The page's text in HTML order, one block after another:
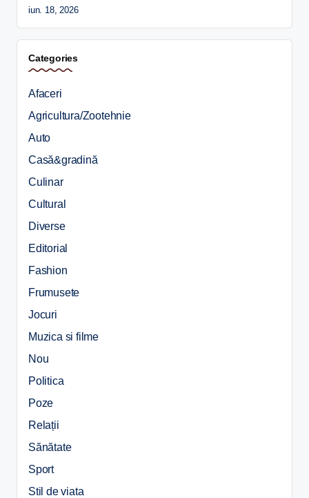
iun. 18, 2026
Categories
Afaceri
Agricultura/Zootehnie
Auto
Casă&gradină
Culinar
Cultural
Diverse
Editorial
Fashion
Frumusete
Jocuri
Muzica si filme
Nou
Politica
Poze
Relații
Sănătate
Sport
Stil de viata